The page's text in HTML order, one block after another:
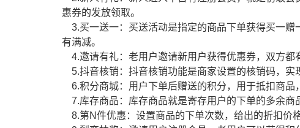
惠券的发放领取。
3.买一送一：买送活动是指定的商品下单获得买一赠
有满减。
4.邀请有礼：老用户邀请新用户获得优惠券，双方都
5.抖音核销：抖音核销功能是商家设置的核销码，实
6.积分商城：用户下单后赠送的积分，用于抵扣商品
7.库存商品：库存商品就是寄存用户的下单的多余商
8.第N件优惠：设置商品的下单次数，给出的折扣价